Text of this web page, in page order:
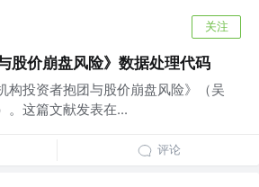
关注
股价崩盘风险》数据处理代码
构投资者抱团与股价崩盘风险》（吴
。这篇文献发表在...
评论